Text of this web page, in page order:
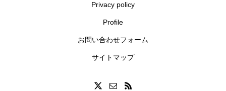
Privacy policy
Profile
お問い合わせフォーム
サイトマップ